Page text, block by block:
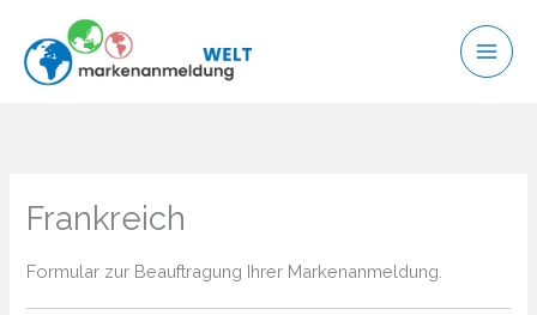
Inhalt
springen
Frankreich
Formular zur Beauftragung Ihrer Markenanmeldung.